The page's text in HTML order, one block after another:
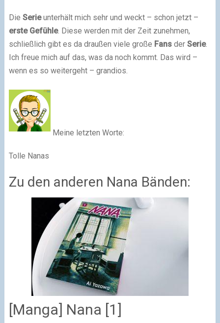
Die Serieunterhält mich sehr und weckt – schon jetzt –
erste Gefühle. Diese werden mit der Zeit zunehmen,
schließlich gibt es da draußen viele große Fansder Serie.
Ich freue mich auf das, was da noch kommt. Das wird –
wenn es so weitergeht – grandios.
Meine letzten Worte:
Tolle Nanas
Zu den anderen Nana Bänden:
[Manga] Nana [1]